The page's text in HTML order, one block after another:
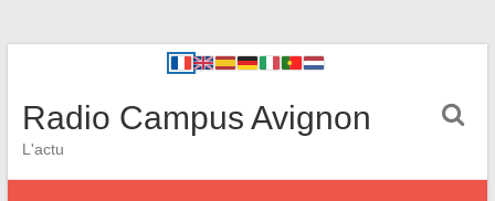
Radio Campus Avignon
L'actu